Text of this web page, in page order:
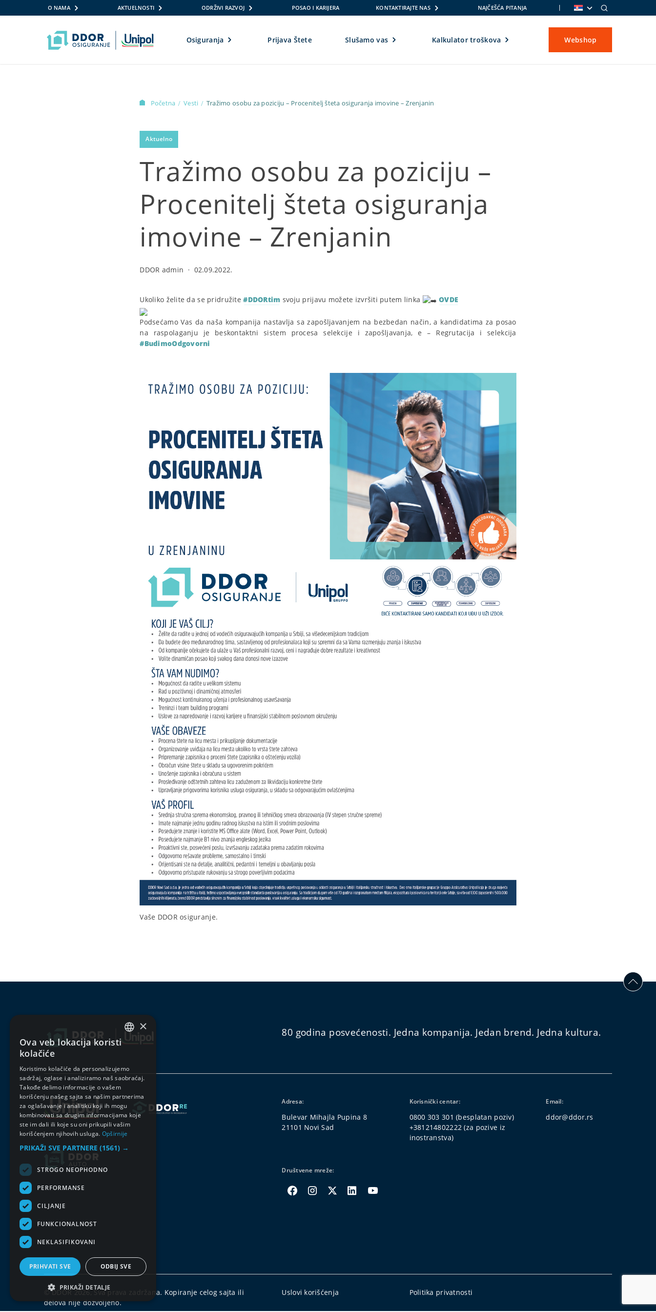
O NAMA AKTUELNOSTI ODRŽIVI RAZVOJ POSAO I KARIJERA KONTAKTIRAJTE NAS NAJČEŠĆA PITANJA
Osiguranja Prijava Štete Slušamo vas Kalkulator troškova Webshop
Početna / Vesti / Tražimo osobu za poziciju – Procenitelj šteta osiguranja imovine – Zrenjanin
Aktuelno
Tražimo osobu za poziciju –
Procenitelj šteta osiguranja
imovine – Zrenjanin
DDOR admin · 02.09.2022.
Ukoliko želite da se pridružite#DDORtim svoju prijavu možete izvršiti putem linka OVDE
Podsećamo Vas da naša kompanija nastavlja sa zapošljavanjem na bezbedan način, a kandidatima za posao
na raspolaganju je beskontaktni sistem procesa selekcije i zapošljavanja, e – Regrutacija i selekcija
#BudimoOdgovorni
Vaše DDOR osiguranje.
80 godina posvećenosti. Jedna kompanija. Jedan brend. Jedna kultura.
Adresa:
Bulevar Mihajla Pupina 8
21101 Novi Sad
Korisnički centar:
0800 303 301 (besplatan poziv)
+381214802222 (za pozive iz
inostranstva)
Email:
ddor@ddor.rs
Društvene mreže:
© DDOR 2026, Sva prava zadržana. Kopiranje celog sajta ili
delova nije dozvoljeno.
Uslovi korišćenja Politika privatnosti
SERBIAN
×
Ova veb lokacija koristi
kolačiće
Koristimo kolačiće da personalizujemo
sadržaj, oglase i analiziramo naš saobraćaj.
Takođe delimo informacije o vašem
korišćenju našeg sajta sa našim partnerima
za oglašavanje i analitiku koji ih mogu
kombinovati sa drugim informacijama koje
ste im dali ili koje su oni prikupili vašim
korišćenjem njihovih usluga. Opširnije
PRIKAŽI SVE PARTNERE (1561) →
STROGO NEOPHODNO
PERFORMANSE
CILJANJE
FUNKCIONALNOST
NEKLASIFIKOVANI
PRIHVATI SVE ODBIJ SVE
PRIKAŽI DETALJE